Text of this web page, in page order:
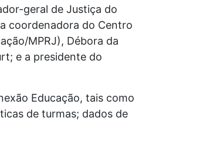
geral de Justiça do
coordenadora do Centro
MPRJ), Débora da
e a presidente do
Educação, tais como
de turmas; dados de